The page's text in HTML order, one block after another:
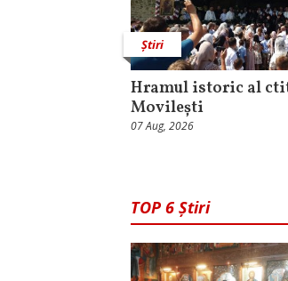
Știri
Hramul istoric al
Movilești
07 Aug, 2026
TOP 6 Știri